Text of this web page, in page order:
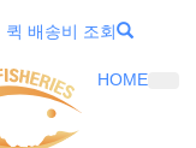
퀵 배송비 조회
HOME